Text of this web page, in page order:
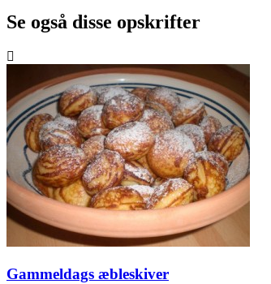
Se også disse opskrifter
Gammeldags æbleskiver